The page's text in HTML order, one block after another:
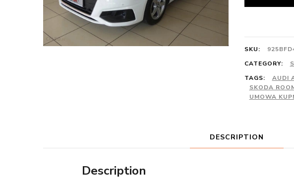
SKU:
CATEGORY:
TAGS:
AUDI
SKODA
UMOWA
DESCRIPTION
Description